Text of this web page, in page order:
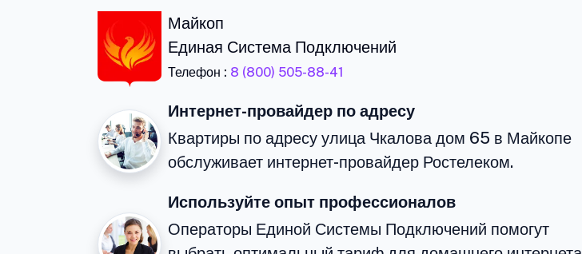
Майкоп
Единая Система Подключений
Телефон : 8 (800) 505-88-41
Интернет-провайдер по адресу
Квартиры по адресу улица Чкалова дом 65 в Майкопе
обслуживает интернет-провайдер Ростелеком.
Используйте опыт профессионалов
Операторы Единой Системы Подключений помогут